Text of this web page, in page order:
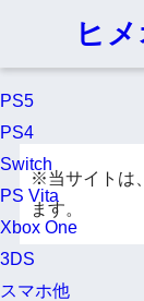
ヒ
PS5
PS4
Switch
PS Vita
Xbox One
3DS
スマホ他
※当サイトは
ます。